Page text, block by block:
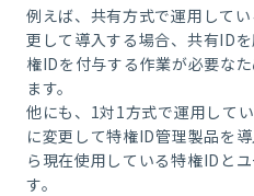
例えば、共有方式で運用して
更して導入する場合、共有ID
権IDを付与する作業が必要な
ます。
他にも、1対1方式で運用して
に変更して特権ID管理製品を
ら現在使用している特権IDと
す。